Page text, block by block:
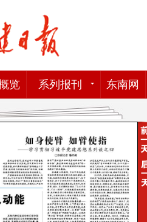
览 系列报刊 东南网